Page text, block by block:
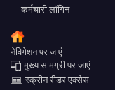
कर्मचारी लॉगिन
नेविगेशन पर जाएं
मुख्य सामग्री पर जाएं
स्क्रीन रीडर एक्सेस